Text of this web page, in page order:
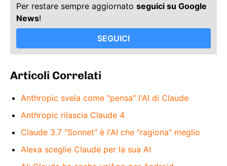
Per restare sempre aggiornato seguici su Google
News!
SEGUICI
Articoli Correlati
Anthropic svela come "pensa" l'AI di Claude
Anthropic rilascia Claude 4
Claude 3.7 "Sonnet" è l'AI che "ragiona" meglio
Alexa sceglie Claude per la sua AI